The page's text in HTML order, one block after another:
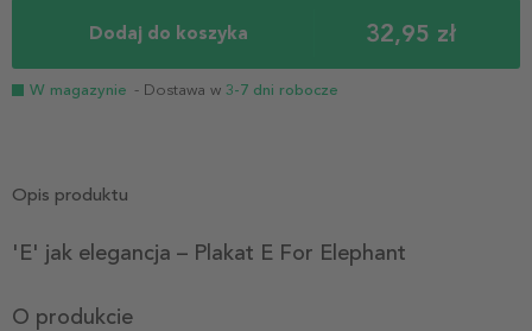
Dodaj do koszyka 32,95 zł
W magazynie - Dostawa w 3-7 dni robocze
Opis produktu
'E' jak elegancja – Plakat E For Elephant
O produkcie